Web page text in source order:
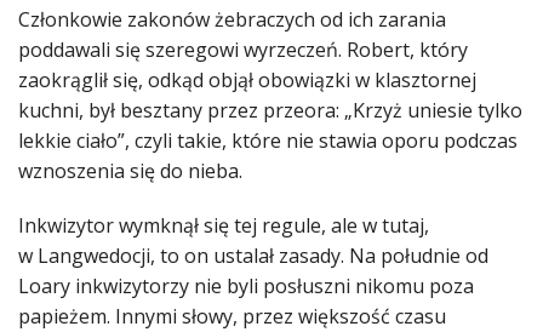
Członkowie zakonów żebraczych od ich zarania
poddawali się szeregowi wyrzeczeń. Robert, który
zaokrąglił się, odkąd objął obowiązki w klasztornej
kuchni, był besztany przez przeora: „Krzyż uniesie tylko
lekkie ciało”, czyli takie, które nie stawia oporu podczas
wznoszenia się do nieba.
Inkwizytor wymknął się tej regule, ale w tutaj,
w Langwedocji, to on ustalał zasady. Na południe od
Loary inkwizytorzy nie byli posłuszni nikomu poza
papieżem. Innymi słowy, przez większość czasu